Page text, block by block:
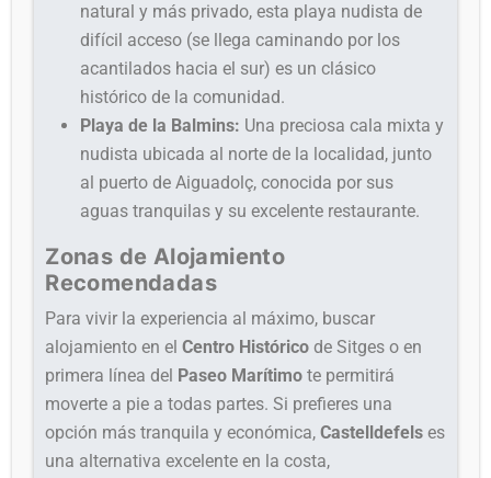
natural y más privado, esta playa nudista de
difícil acceso (se llega caminando por los
acantilados hacia el sur) es un clásico
histórico de la comunidad.
Playa de la Balmins: Una preciosa cala mixta y
nudista ubicada al norte de la localidad, junto
al puerto de Aiguadolç, conocida por sus
aguas tranquilas y su excelente restaurante.
Zonas de Alojamiento
Recomendadas
Para vivir la experiencia al máximo, buscar
alojamiento en elCentro Histórico de Sitges o en
primera línea del Paseo Marítimo te permitirá
moverte a pie a todas partes. Si prefieres una
opción más tranquila y económica,Castelldefels es
una alternativa excelente en la costa,